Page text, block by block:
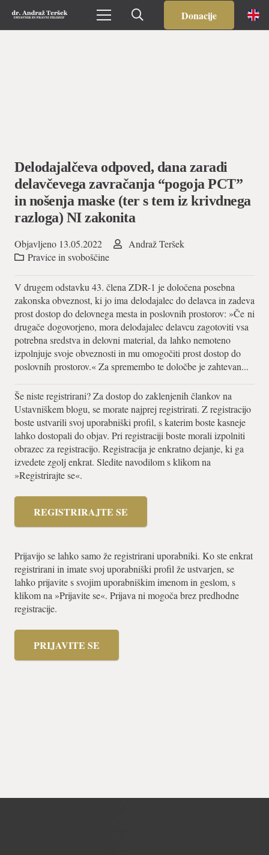
Donacije
Delodajalčeva odpoved, dana zaradi
delavčevega zavračanja “pogoja PCT”
in nošenja maske (ter s tem iz krivdnega
razloga) NI zakonita
Objavljeno 13.05.2022
Andraž Teršek
Pravice in svoboščine
V drugem odstavku 43. člena ZDR-1 je določena posebna
zakonska obveznost, ki jo ima delodajalec do delavca in zadeva
prost dostop do delovnega mesta in poslovnih prostorov: »Če ni
drugače dogovorjeno, mora delodajalec delavcu zagotoviti vsa
potrebna sredstva in delovni material, da lahko nemoteno
izpolnjuje svoje obveznosti in mu omogočiti prost dostop do
poslovnih prostorov.« Za spremembo te določbe je zahtevan...
Še niste registrirani? Za dostop do zaklenjenih člankov na
Ustavniškem blogu, se morate najprej registrirati. Z registracijo
boste ustvarili svoj uporabniški profil, s katerim boste kasneje
lahko dostopali do objav. Pri registraciji boste morali izpolniti
obrazec za registracijo. Registracija je enkratno dejanje, ki ga
izvedete zgolj enkrat. Sledite navodilom s klikom na
»Registrirajte se«.
REGISTRIRAJTE SE
Prijavijo se lahko samo že registrirani uporabniki. Ko ste enkrat
registrirani in imate svoj uporabniški profil že ustvarjen, se
lahko prijavite s svojim uporabniškim imenom in geslom, s
klikom na »Prijavite se«. Prijava ni mogoča brez predhodne
registracije.
PRIJAVITE SE